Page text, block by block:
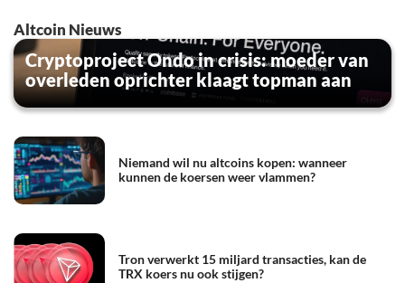
Altcoin Nieuws
Cryptoproject Ondo in crisis: moeder van
overleden oprichter klaagt topman aan
Niemand wil nu altcoins kopen: wanneer
kunnen de koersen weer vlammen?
Tron verwerkt 15 miljard transacties, kan de
TRX koers nu ook stijgen?